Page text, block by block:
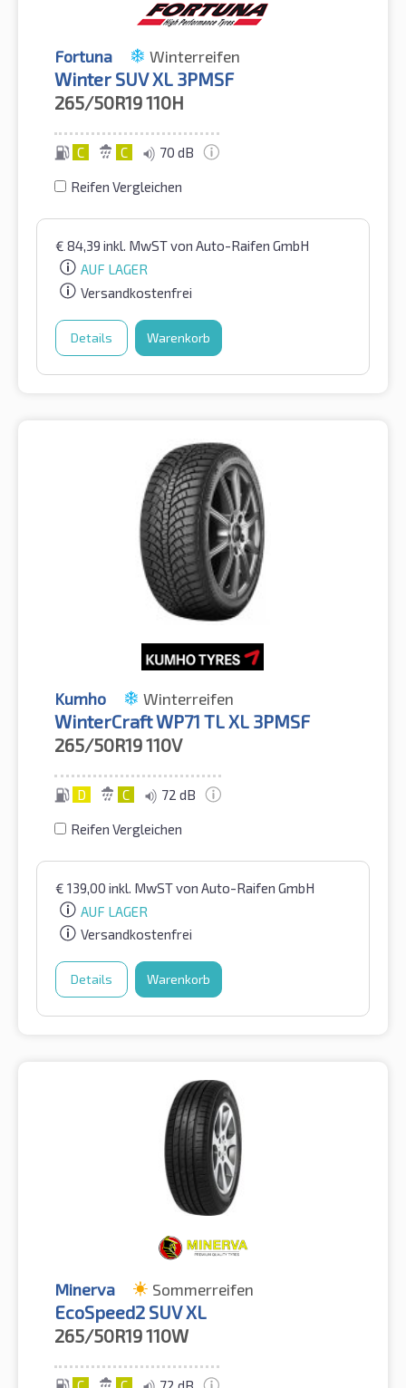
Fortuna Winterreifen
Winter SUV XL 3PMSF
265/50R19110H
C C 70 dB
Reifen Vergleichen
€ 84,39 inkl. MwSTvon Auto-Raifen GmbH
AUF LAGER
Versandkostenfrei
Details Warenkorb
Kumho Winterreifen
WinterCraft WP71 TL XL 3PMSF
265/50R19110V
D C 72 dB
Reifen Vergleichen
€ 139,00 inkl. MwSTvon Auto-Raifen GmbH
AUF LAGER
Versandkostenfrei
Details Warenkorb
Minerva Sommerreifen
EcoSpeed2 SUV XL
265/50R19110W